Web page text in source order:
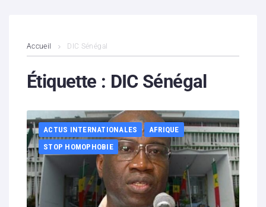
Contenus litigieux
Boutique
Partenaires
Contacts
Accueil DIC Sénégal
Étiquette : DIC Sénégal
ACTUS INTERNATIONALES
AFRIQUE
STOP HOMOPHOBIE